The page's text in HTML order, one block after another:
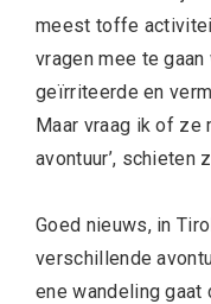
meest toffe
vragen mee te
geïrriteerde en
Maar vraag ik of ze
avontuur’, schieten
Goed nieuws, in
verschillende
ene wandeling